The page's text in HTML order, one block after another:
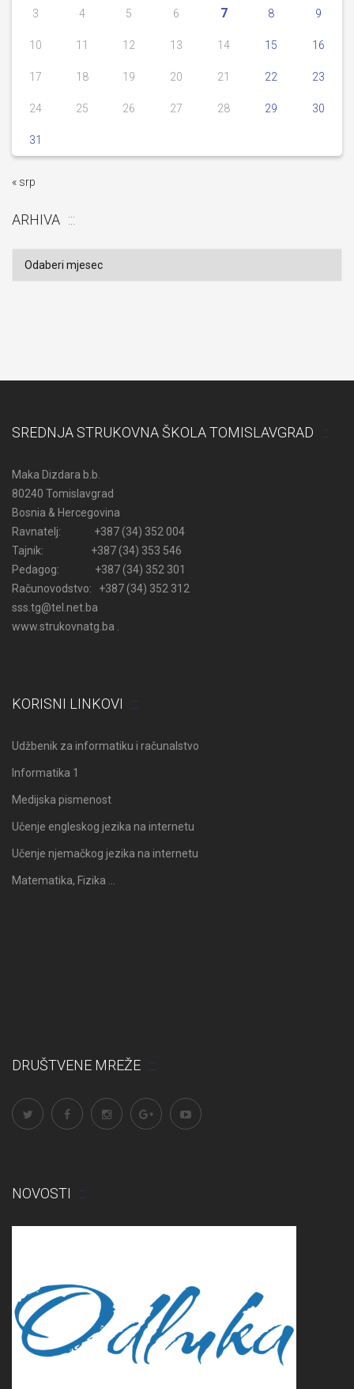
3 4 5 6 7 8 9
10 11 12 13 14 15 16
17 18 19 20 21 22 23
24 25 26 27 28 29 30
31
« srp
ARHIVA
Arhiva
SREDNJA STRUKOVNA ŠKOLA TOMISLAVGRAD
Maka Dizdara b.b.
80240 Tomislavgrad
Bosnia & Hercegovina
Ravnatelj: +387 (34) 352 004
Tajnik: +387 (34) 353 546
Pedagog: +387 (34) 352 301
Računovodstvo: +387 (34) 352 312
sss.tg@tel.net.ba
www.strukovnatg.ba .
KORISNI LINKOVI
Udžbenik za informatiku i računalstvo
Informatika 1
Medijska pismenost
Učenje engleskog jezika na internetu
Učenje njemačkog jezika na internetu
Matematika, Fizika …
DRUŠTVENE MREŽE
NOVOSTI